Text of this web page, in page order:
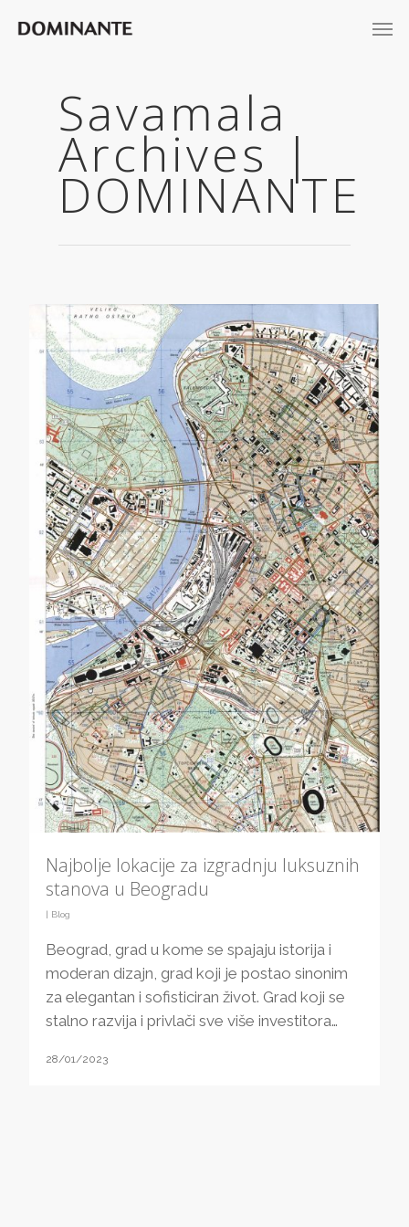
Savamala
Archives |
DOMINANTE
Najbolje lokacije za izgradnju luksuznih
stanova u Beogradu
| Blog
Beograd, grad u kome se spajaju istorija i
moderan dizajn, grad koji je postao sinonim
za elegantan i sofisticiran život. Grad koji se
stalno razvija i privlači sve više investitora…
28/01/2023